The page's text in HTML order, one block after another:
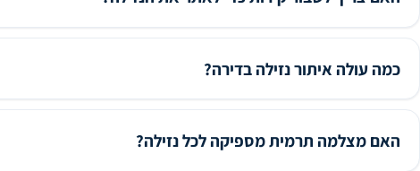
כמה עולה איתור נזילה בדירה?
האם מצלמה תרמית מספיקה לכל נזילה?